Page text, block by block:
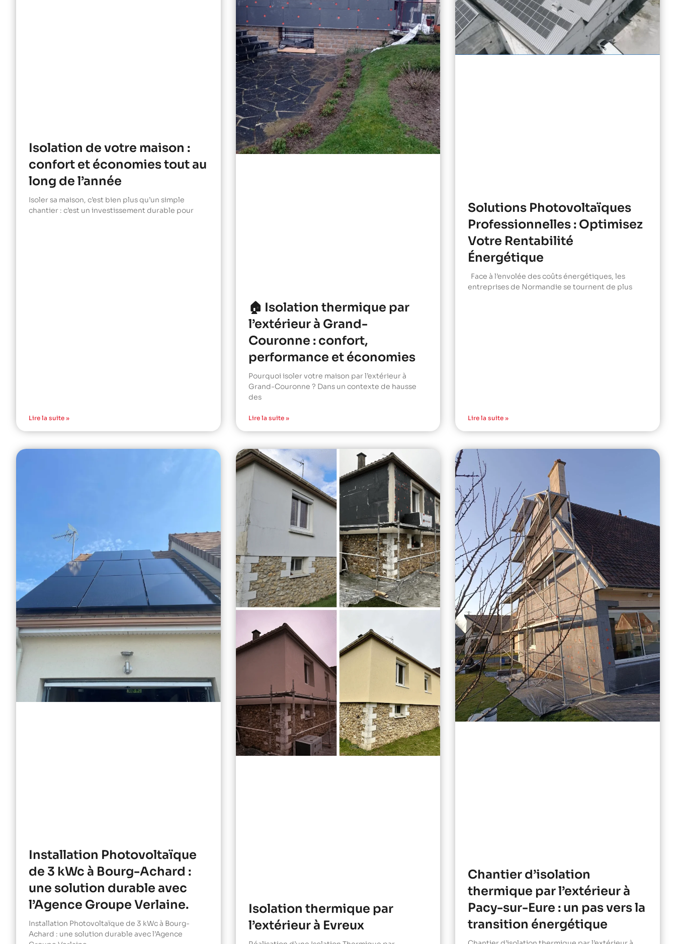
Isolation de votre maison :
confort et économies tout au
long de l’année
Isoler sa maison, c’est bien plus qu’un simple
chantier : c’est un investissement durable pour
Lire la suite »
🏠 Isolation thermique par
l’extérieur à Grand-
Couronne : confort,
performance et économies
Pourquoi isoler votre maison par l’extérieur à
Grand-Couronne ? Dans un contexte de hausse
des
Lire la suite »
Solutions Photovoltaïques
Professionnelles : Optimisez
Votre Rentabilité
Énergétique
Face à l’envolée des coûts énergétiques, les
entreprises de Normandie se tournent de plus
Lire la suite »
Installation Photovoltaïque
de 3 kWc à Bourg-Achard :
une solution durable avec
l’Agence Groupe Verlaine.
Installation Photovoltaïque de 3 kWc à Bourg-
Achard : une solution durable avec l’Agence
Isolation thermique par
l’extérieur à Evreux
Chantier d’isolation
thermique par l’extérieur à
Pacy-sur-Eure : un pas vers la
transition énergétique